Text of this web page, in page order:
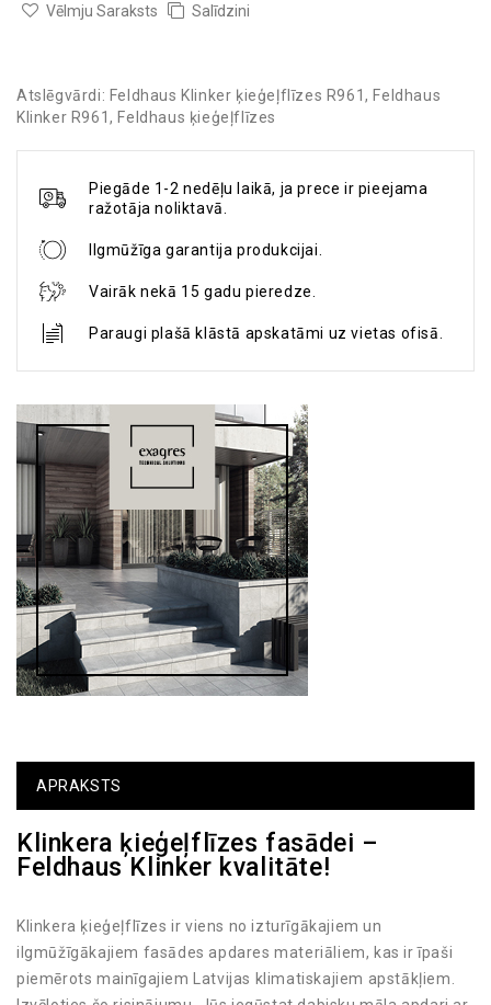
Vēlmju Saraksts Salīdzini
Atslēgvārdi: Feldhaus Klinker ķieģeļflīzes R961, Feldhaus
Klinker R961, Feldhaus ķieģeļflīzes
Piegāde 1-2 nedēļu laikā, ja prece ir pieejama
ražotāja noliktavā.
Ilgmūžīga garantija produkcijai.
Vairāk nekā 15 gadu pieredze.
Paraugi plašā klāstā apskatāmi uz vietas ofisā.
APRAKSTS
Klinkera ķieģeļflīzes fasādei –
Feldhaus Klinker kvalitāte!
Klinkera ķieģeļflīzes ir viens no izturīgākajiem un
ilgmūžīgākajiem fasādes apdares materiāliem, kas ir īpaši
piemērots mainīgajiem Latvijas klimatiskajiem apstākļiem.